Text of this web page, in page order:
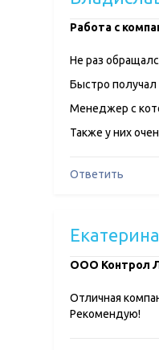
Работа с
Не раз
Быстро получал
Менеджер с
Также у них
Ответить
Екатерина
ООО Контрол
Отличная
Рекомендую!